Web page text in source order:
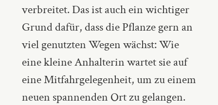
verbreitet. Das ist auch ein wichtiger
Grund dafür, dass die Pflanze gern an
viel genutzten Wegen wächst: Wie
eine kleine Anhalterin wartet sie auf
eine Mitfahrgelegenheit, um zu einem
neuen spannenden Ort zu gelangen.